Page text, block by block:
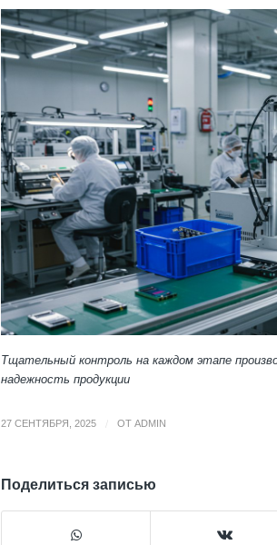
Тщательный контроль на каждом этапе
надежность продукции
27 СЕНТЯБРЯ, 2025 ОТ ADMIN
Поделиться записью